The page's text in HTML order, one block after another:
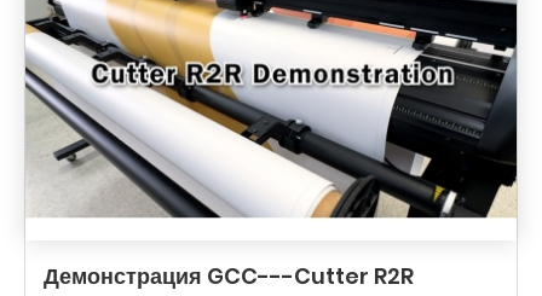
Демонстрация GCC---Cutter R2R